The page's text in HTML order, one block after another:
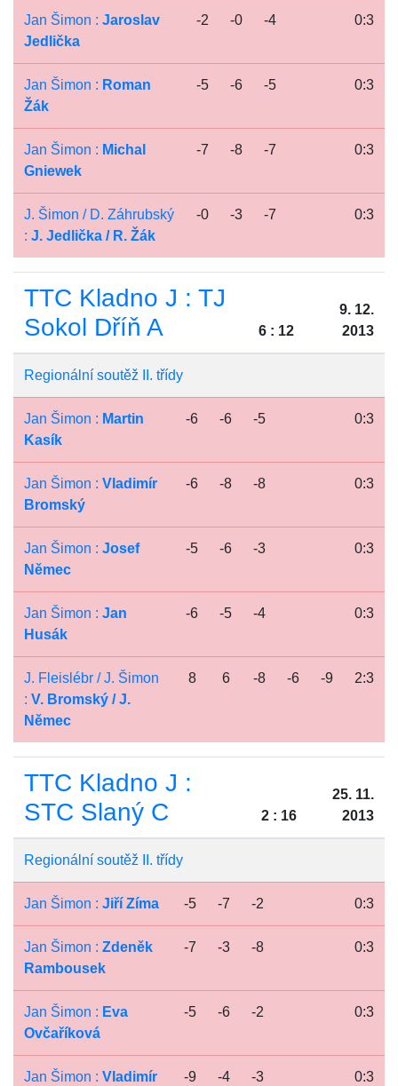
Jan Šimon : Jaroslav
Jedlička
-2 -0 -4 0:3
Jan Šimon : Roman
Žák
-5 -6 -5 0:3
Jan Šimon : Michal
Gniewek
-7 -8 -7 0:3
J. Šimon / D. Záhrubský
: J. Jedlička / R. Žák
-0 -3 -7 0:3
TTC Kladno J : TJ
Sokol Dříň A
6 : 12
9. 12.
2013
Regionální soutěž II. třídy
Jan Šimon : Martin
Kasík
-6 -6 -5 0:3
Jan Šimon : Vladimír
Bromský
-6 -8 -8 0:3
Jan Šimon : Josef
Němec
-5 -6 -3 0:3
Jan Šimon : Jan
Husák
-6 -5 -4 0:3
J. Fleislébr / J. Šimon
: V. Bromský / J.
Němec
8 6 -8 -6 -9 2:3
TTC Kladno J :
STC Slaný C
2 : 16
25. 11.
2013
Regionální soutěž II. třídy
Jan Šimon : Jiří Zíma -5 -7 -2 0:3
Jan Šimon : Zdeněk
Rambousek
-7 -3 -8 0:3
Jan Šimon : Eva
Ovčaříková
-5 -6 -2 0:3
Jan Šimon : Vladimír
-9 -4 -3 0:3